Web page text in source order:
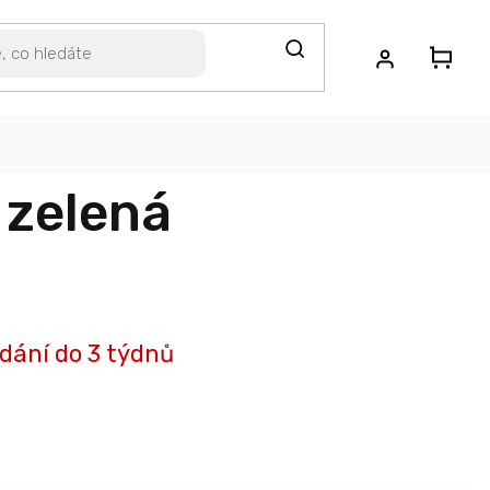
do 3 týdnů